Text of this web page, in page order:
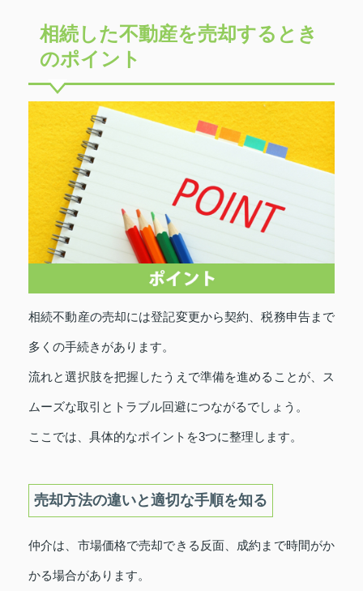
相続した不動産を売却するとき
のポイント
相続不動産の売却には登記変更から契約、税務申告まで
多くの手続きがあります。
流れと選択肢を把握したうえで準備を進めることが、ス
ムーズな取引とトラブル回避につながるでしょう。
ここでは、具体的なポイントを3つに整理します。
売却方法の違いと適切な手順を知る
仲介は、市場価格で売却できる反面、成約まで時間がか
かる場合があります。